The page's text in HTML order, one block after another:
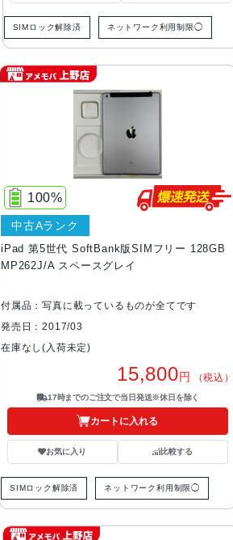
SIMロック解除済 ネットワーク利用制限◯
iPad 第5世代 SoftBank版SIMフリー 128GB
MP262J/A スペースグレイ
100%
中古Aランク
付属品：写真に載っているものが全てです
発売日：2017/03
在庫なし(入荷未定)
15,800円 （税込）
17時までのご注文で当日発送※休日を除く
カートに入れる
お気に入り 比較する
SIMロック解除済 ネットワーク利用制限◯